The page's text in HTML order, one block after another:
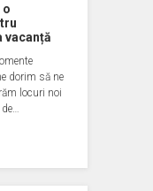
o
vacanță
dorim să ne
locuri noi